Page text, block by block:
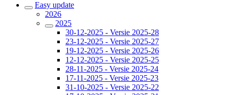
Easy update
2026
2025
30-12-2025 - Versie 2025-28
23-12-2025 - Versie 2025-27
19-12-2025 - Versie 2025-26
12-12-2025 - Versie 2025-25
28-11-2025 - Versie 2025-24
17-11-2025 - Versie 2025-23
31-10-2025 - Versie 2025-22